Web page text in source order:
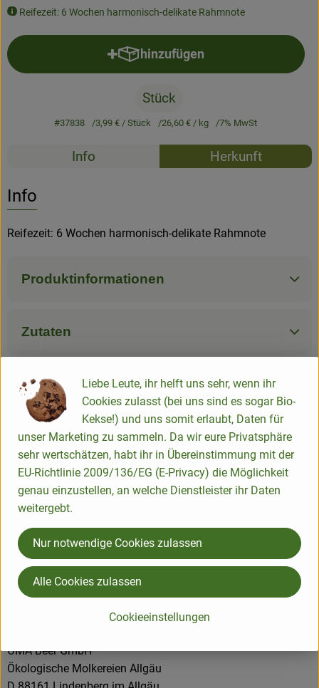
Service
Reifezeit: 6 Wochen harmonisch-delikate Rahmnote
hinzufügen
Produkt zum Warenkorb
Stück
#37838 3,99 €/ Stück 26,60 €/ kg 7% MwSt
Rezepte
Info Herkunft
Info
Reifezeit: 6 Wochen harmonisch-delikate Rahmnote
Produktinformationen
Zutaten
Nährwert-Info
Produktdatenblatt
Herkunft
Hersteller: ÖMA
Deutschland
ÖMA Beer GmbH
Ökologische Molkereien Allgäu
Liebe Leute, ihr helft uns sehr, wenn ihr
Cookies zulasst (bei uns sind es sogar Bio-
Kekse!) und uns somit erlaubt, Daten für
unser Marketing zu sammeln. Da wir eure Privatsphäre
sehr wertschätzen, habt ihr in Übereinstimmung mit der
EU-Richtlinie 2009/136/EG (E-Privacy) die Möglichkeit
genau einzustellen, an welche Dienstleister ihr Daten
weitergebt.
Cookieeinstellungen
Nur notwendige Cookies zulassen
Alle Cookies zulassen